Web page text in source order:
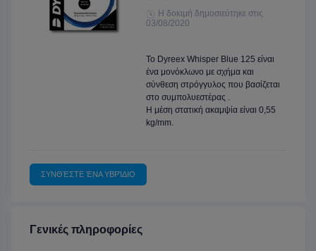
Η δοκιμή δημοσιεύτηκε στις
03/08/2020
Το Dyreex Whisper Blue 125 είναι
ένα μονόκλωνο με σχήμα και
σύνθεση στρόγγυλος που βασίζεται
στο συμπολυεστέρας .
Η μέση στατική ακαμψία είναι 0,55
kg/mm.
ΣΥΝΘΈΣΤΕ ΈΝΑ ΥΒΡΊΔΙΟ
Γενικές πληροφορίες